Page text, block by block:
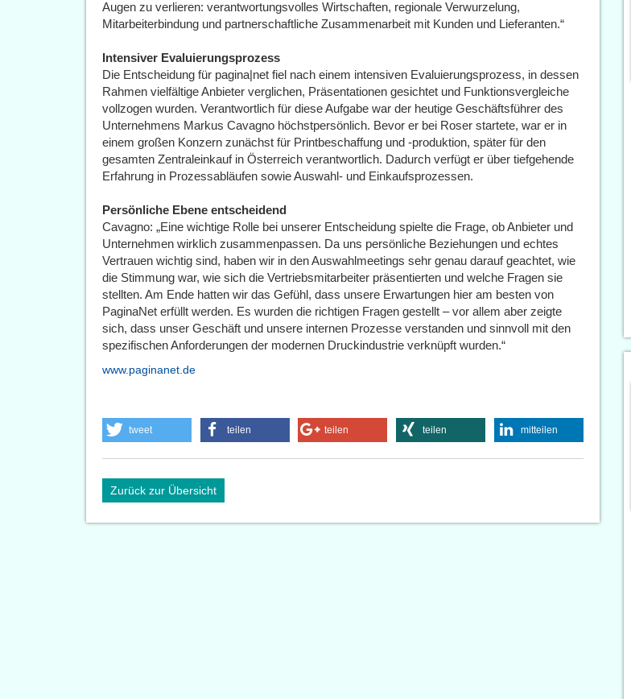
Augen zu verlieren: verantwortungsvolles Wirtschaften, regionale Verwurzelung,
Mitarbeiterbindung und partnerschaftliche Zusammenarbeit mit Kunden und Lieferanten.“
Intensiver Evaluierungsprozess
Die Entscheidung für pagina|net fiel nach einem intensiven Evaluierungsprozess, in dessen
Rahmen vielfältige Anbieter verglichen, Präsentationen gesichtet und Funktionsvergleiche
vollzogen wurden. Verantwortlich für diese Aufgabe war der heutige Geschäftsführer des
Unternehmens Markus Cavagno höchstpersönlich. Bevor er bei Roser startete, war er in
einem großen Konzern zunächst für Printbeschaffung und -produktion, später für den
gesamten Zentraleinkauf in Österreich verantwortlich. Dadurch verfügt er über tiefgehende
Erfahrung in Prozessabläufen sowie Auswahl- und Einkaufsprozessen.
Persönliche Ebene entscheidend
Cavagno: „Eine wichtige Rolle bei unserer Entscheidung spielte die Frage, ob Anbieter und
Unternehmen wirklich zusammenpassen. Da uns persönliche Beziehungen und echtes
Vertrauen wichtig sind, haben wir in den Auswahlmeetings sehr genau darauf geachtet, wie
die Stimmung war, wie sich die Vertriebsmitarbeiter präsentierten und welche Fragen sie
stellten. Am Ende hatten wir das Gefühl, dass unsere Erwartungen hier am besten von
PaginaNet erfüllt werden. Es wurden die richtigen Fragen gestellt – vor allem aber zeigte
sich, dass unser Geschäft und unsere internen Prozesse verstanden und sinnvoll mit den
spezifischen Anforderungen der modernen Druckindustrie verknüpft wurden.“
www.paginanet.de
tweet teilen teilen teilen mitteilen
Zurück zur Übersicht